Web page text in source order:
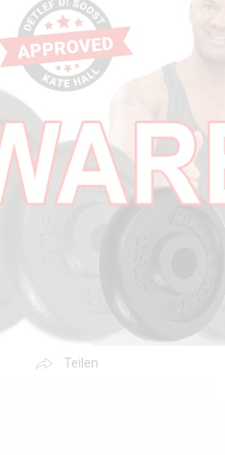
Teilen